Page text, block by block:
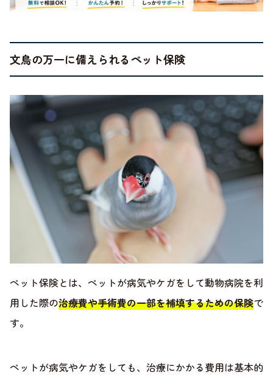
文鳥の万一に備えられるペット保険
ペット保険とは、ペットが病気やケガをして動物病院を利
用した際の治療費や手術費の一部を補填するための保険で
す。
ペットが病気やケガをしても、治療にかかる費用は基本的